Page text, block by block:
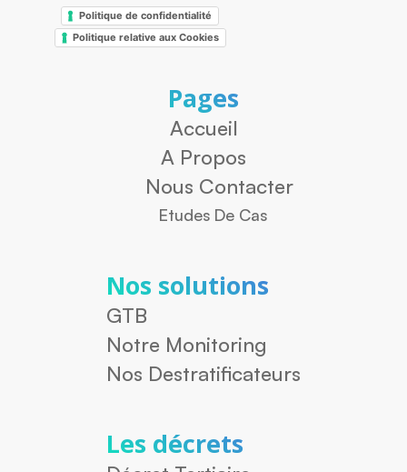
Politique de confidentialité
Politique relative aux Cookies
Pages
Accueil
A Propos
Nous Contacter
Etudes De Cas
Nos solutions
GTB
Notre Monitoring
Nos Destratificateurs
Les décrets